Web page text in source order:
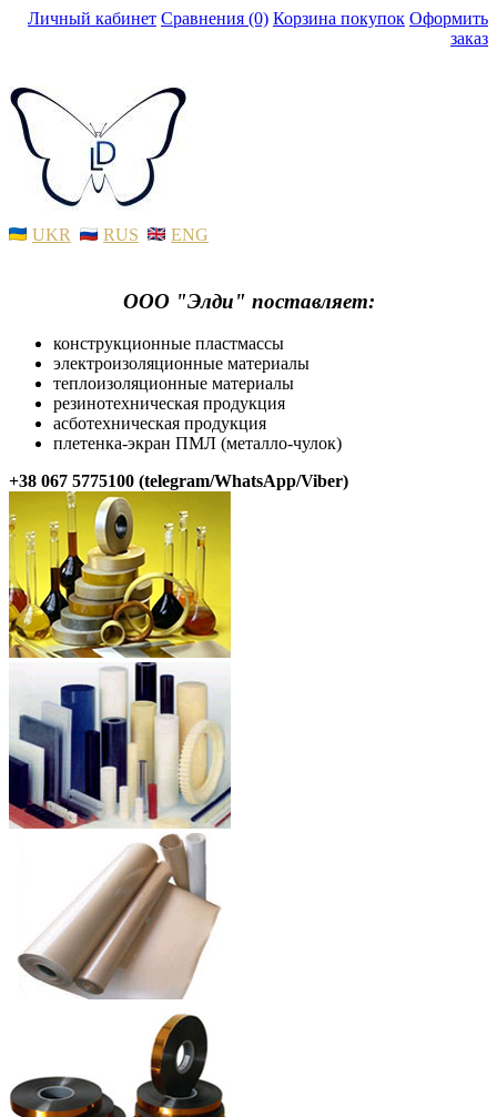
Личный кабинет Сравнения (0) Корзина покупок Оформить
заказ
UKR RUS ENG
ООО "Элди" поставляет:
конструкционные пластмассы
электроизоляционные материалы
теплоизоляционные материалы
резинотехническая продукция
асботехническая продукция
плетенка-экран ПМЛ (металло-чулок)
+38 067 5775100 (telegram/WhatsApp/Viber)